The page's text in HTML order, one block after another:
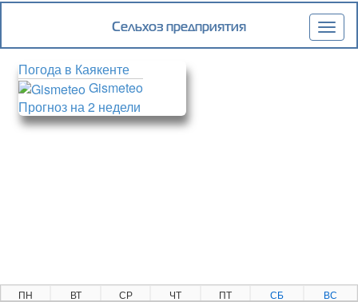
Сельхоз предприятия
Погода в Каякенте
Gismeteo
Прогноз на 2 недели
ПН ВТ СР ЧТ ПТ СБ
ВС